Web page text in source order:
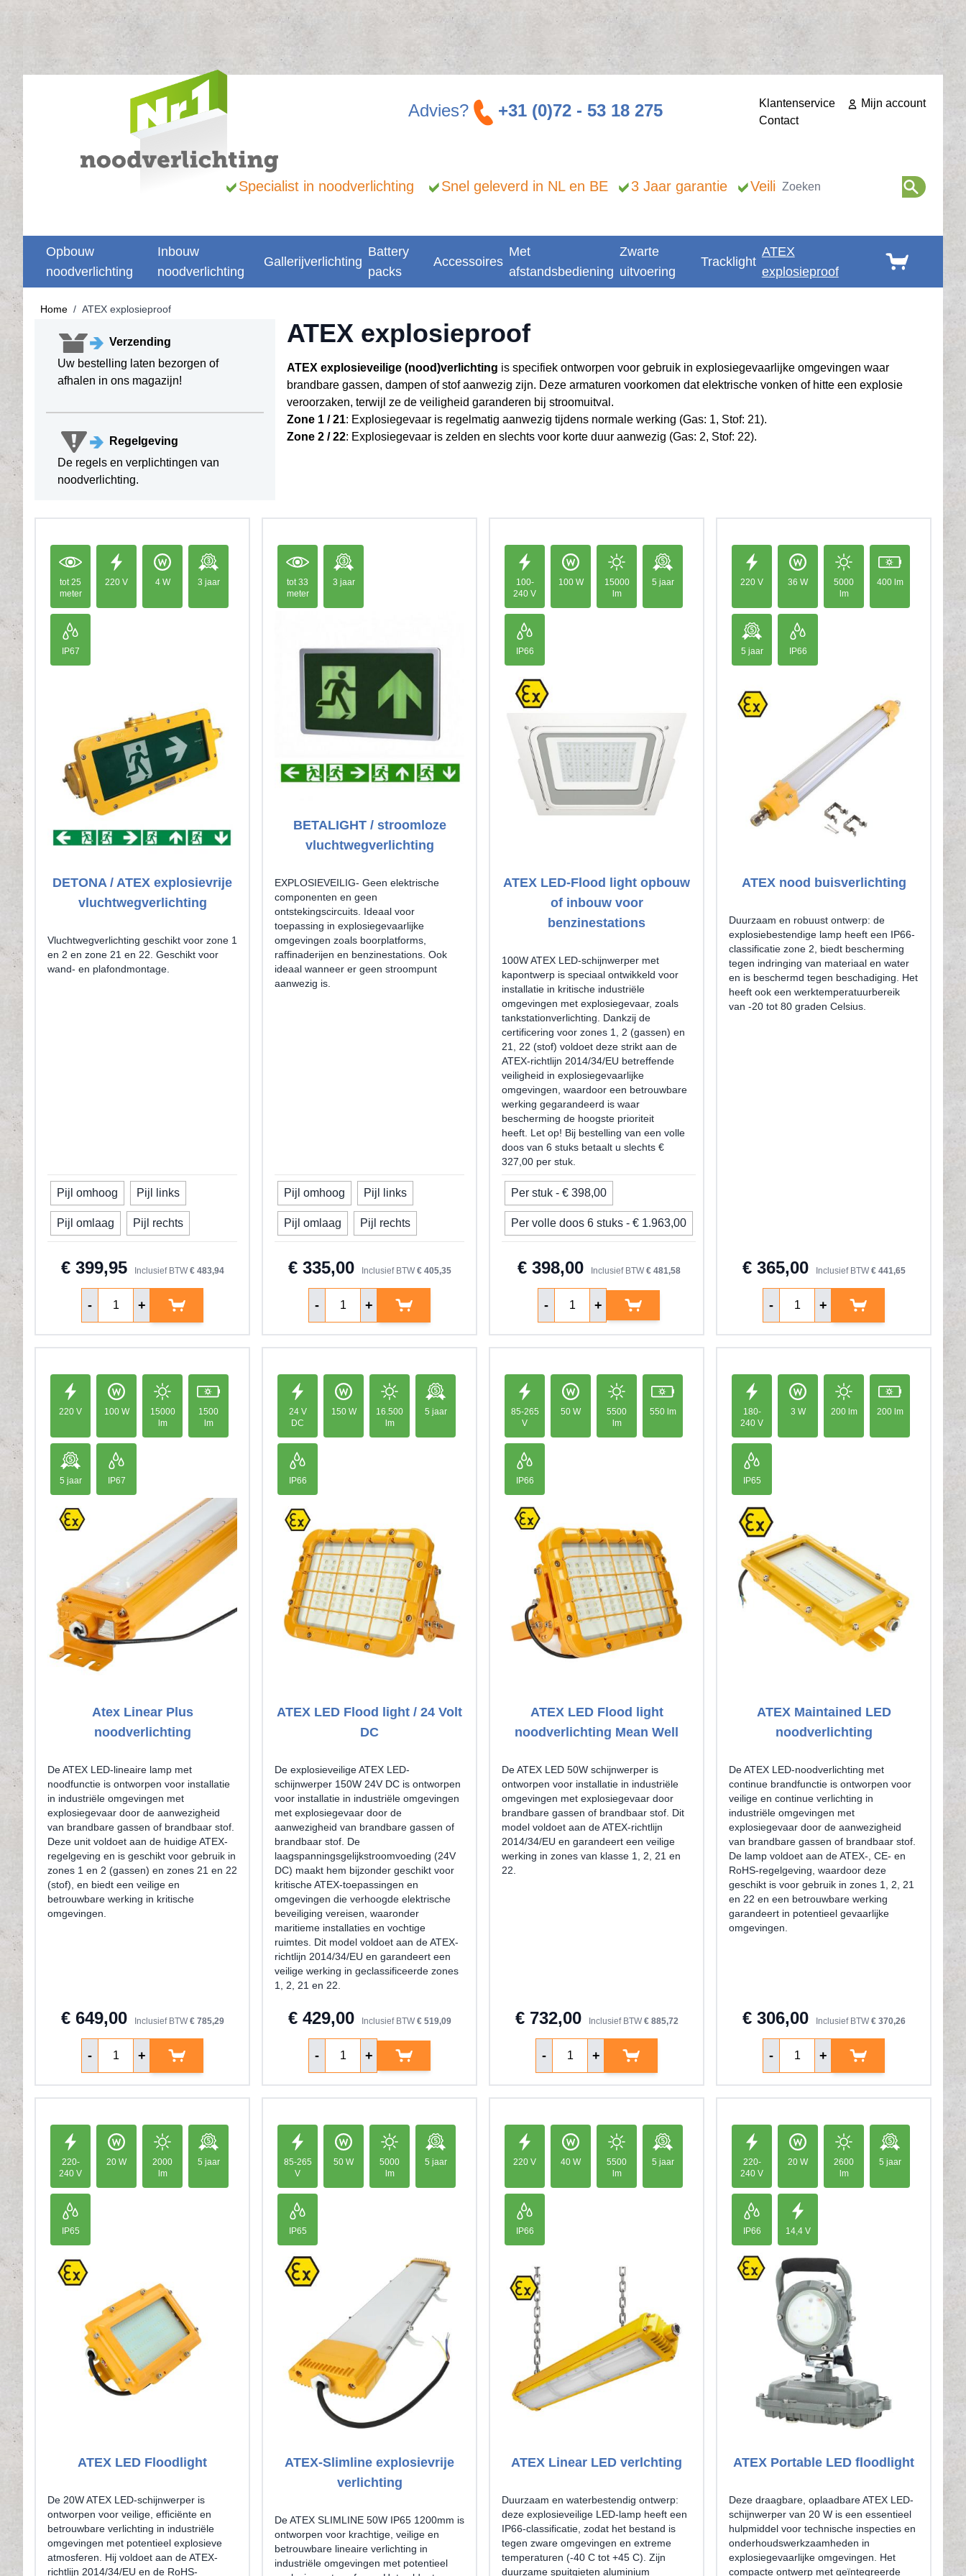
Ga naar de inhoud
Zoeken
Klantenservice
Mijn account
Contact
Advies? +31 (0)72 - 53 18 275
Specialist in noodverlichting Snel geleverd in NL en BE 3 Jaar garantie Veilig betalen
Opbouw
noodverlichting
Inbouw
noodverlichting
Gallerijverlichting
Battery
packs
Accessoires
Met
afstandsbediening
Zwarte
uitvoering
Tracklight
ATEX
explosieproof
Winkelwagen
Home / ATEX explosieproof
Verzending
Uw bestelling laten bezorgen of
afhalen in ons magazijn!
Regelgeving
De regels en verplichtingen van
noodverlichting.
ATEX explosieproof
ATEX explosieveilige (nood)verlichting is specifiek ontworpen voor gebruik in explosiegevaarlijke omgevingen waar
brandbare gassen, dampen of stof aanwezig zijn. Deze armaturen voorkomen dat elektrische vonken of hitte een explosie
veroorzaken, terwijl ze de veiligheid garanderen bij stroomuitval.
Zone 1 / 21: Explosiegevaar is regelmatig aanwezig tijdens normale werking (Gas: 1, Stof: 21).
Zone 2 / 22: Explosiegevaar is zelden en slechts voor korte duur aanwezig (Gas: 2, Stof: 22).
tot 25
meter
220 V 4 W 3 jaar
IP67
DETONA / ATEX explosievrije
vluchtwegverlichting
Vluchtwegverlichting geschikt voor zone 1
en 2 en zone 21 en 22. Geschikt voor
wand- en plafondmontage.
Uw pijlrichting
Pijl omhoog Pijl links
Pijl omlaag Pijl rechts
€ 399,95 Inclusief BTW € 483,94
- +
tot 33
meter
3 jaar
BETALIGHT / stroomloze
vluchtwegverlichting
EXPLOSIEVEILIG- Geen elektrische
componenten en geen
ontstekingscircuits. Ideaal voor
toepassing in explosiegevaarlijke
omgevingen zoals boorplatforms,
raffinaderijen en benzinestations. Ook
ideaal wanneer er geen stroompunt
aanwezig is.
Uw pijlrichting
Pijl omhoog Pijl links
Pijl omlaag Pijl rechts
€ 335,00 Inclusief BTW € 405,35
- +
100-
240 V
100 W
15000
lm
5 jaar
IP66
ATEX LED-Flood light opbouw
of inbouw voor
benzinestations
100W ATEX LED-schijnwerper met
kapontwerp is speciaal ontwikkeld voor
installatie in kritische industriële
omgevingen met explosiegevaar, zoals
tankstationverlichting. Dankzij de
certificering voor zones 1, 2 (gassen) en
21, 22 (stof) voldoet deze strikt aan de
ATEX-richtlijn 2014/34/EU betreffende
veiligheid in explosiegevaarlijke
omgevingen, waardoor een betrouwbare
werking gegarandeerd is waar
bescherming de hoogste prioriteit
heeft. Let op! Bij bestelling van een volle
doos van 6 stuks betaalt u slechts €
327,00 per stuk.
Per stuk - € 398,00
Per volle doos 6 stuks - € 1.963,00
€ 398,00 Inclusief BTW € 481,58
- +
220 V 36 W
5000
lm
400 lm
5 jaar IP66
ATEX nood buisverlichting
Duurzaam en robuust ontwerp: de
explosiebestendige lamp heeft een IP66-
classificatie zone 2, biedt bescherming
tegen indringing van materiaal en water
en is beschermd tegen beschadiging. Het
heeft ook een werktemperatuurbereik
van -20 tot 80 graden Celsius.
€ 365,00 Inclusief BTW € 441,65
- +
220 V 100 W
15000
lm
1500
lm
5 jaar IP67
Atex Linear Plus
noodverlichting
De ATEX LED-lineaire lamp met
noodfunctie is ontworpen voor installatie
in industriële omgevingen met
explosiegevaar door de aanwezigheid
van brandbare gassen of brandbaar stof.
Deze unit voldoet aan de huidige ATEX-
regelgeving en is geschikt voor gebruik in
zones 1 en 2 (gassen) en zones 21 en 22
(stof), en biedt een veilige en
betrouwbare werking in kritische
omgevingen.
€ 649,00 Inclusief BTW € 785,29
- +
24 V
DC
150 W
16.500
lm
5 jaar
IP66
ATEX LED Flood light / 24 Volt
DC
De explosieveilige ATEX LED-
schijnwerper 150W 24V DC is ontworpen
voor installatie in industriële omgevingen
met explosiegevaar door de
aanwezigheid van brandbare gassen of
brandbaar stof. De
laagspanningsgelijkstroomvoeding (24V
DC) maakt hem bijzonder geschikt voor
kritische ATEX-toepassingen en
omgevingen die verhoogde elektrische
beveiliging vereisen, waaronder
maritieme installaties en vochtige
ruimtes. Dit model voldoet aan de ATEX-
richtlijn 2014/34/EU en garandeert een
veilige werking in geclassificeerde zones
1, 2, 21 en 22.
€ 429,00 Inclusief BTW € 519,09
- +
85-265
V
50 W
5500
lm
550 lm
IP66
ATEX LED Flood light
noodverlichting Mean Well
De ATEX LED 50W schijnwerper is
ontworpen voor installatie in industriële
omgevingen met explosiegevaar door
brandbare gassen of brandbaar stof. Dit
model voldoet aan de ATEX-richtlijn
2014/34/EU en garandeert een veilige
werking in zones van klasse 1, 2, 21 en
22.
€ 732,00 Inclusief BTW € 885,72
- +
180-
240 V
3 W 200 lm 200 lm
IP65
ATEX Maintained LED
noodverlichting
De ATEX LED-noodverlichting met
continue brandfunctie is ontworpen voor
veilige en continue verlichting in
industriële omgevingen met
explosiegevaar door de aanwezigheid
van brandbare gassen of brandbaar stof.
De lamp voldoet aan de ATEX-, CE- en
RoHS-regelgeving, waardoor deze
geschikt is voor gebruik in zones 1, 2, 21
en 22 en een betrouwbare werking
garandeert in potentieel gevaarlijke
omgevingen.
€ 306,00 Inclusief BTW € 370,26
- +
220-
240 V
20 W
2000
lm
5 jaar
IP65
ATEX LED Floodlight
De 20W ATEX LED-schijnwerper is
ontworpen voor veilige, efficiënte en
betrouwbare verlichting in industriële
omgevingen met potentieel explosieve
atmosferen. Hij voldoet aan de ATEX-
richtlijn 2014/34/EU en de RoHS-
85-265
V
50 W
5000
lm
5 jaar
IP65
ATEX-Slimline explosievrije
verlichting
De ATEX SLIMLINE 50W IP65 1200mm is
ontworpen voor krachtige, veilige en
betrouwbare lineaire verlichting in
industriële omgevingen met potentieel
220 V 40 W
5500
lm
5 jaar
IP66
ATEX Linear LED verlchting
Duurzaam en waterbestendig ontwerp:
deze explosieveilige LED-lamp heeft een
IP66-classificatie, zodat het bestand is
tegen zware omgevingen en extreme
temperaturen (-40 C tot +45 C). Zijn
duurzame spuitgieten aluminium
220-
240 V
20 W
2600
lm
5 jaar
IP66 14,4 V
ATEX Portable LED floodlight
Deze draagbare, oplaadbare ATEX LED-
schijnwerper van 20 W is een essentieel
hulpmiddel voor technische inspecties en
onderhoudswerkzaamheden in
explosiegevaarlijke omgevingen. Het
compacte ontwerp met geïntegreerde